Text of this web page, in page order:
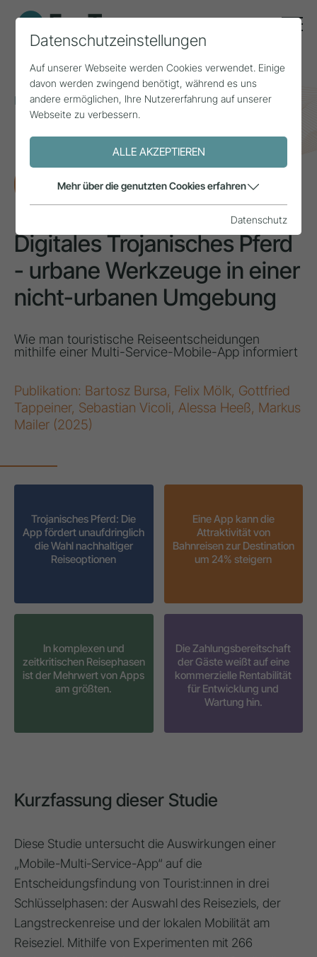
Home Themen
Mobilität
Digitales Trojanisches Pferd - urbane Werkzeuge in
einer nicht-urbanen Umgebung
FORSCHUNG
Digitales Trojanisches Pferd
- urbane Werkzeuge in einer
nicht-urbanen Umgebung
Wie man touristische Reiseentscheidungen
mithilfe einer Multi-Service-Mobile-App informiert
Publikation: Bartosz Bursa, Felix Mölk, Gottfried
Tappeiner, Sebastian Vicoli, Alessa Heeß, Markus
Mailer (2025)
Trojanisches Pferd: Die
App fördert unaufdringlich
die Wahl nachhaltiger
Reiseoptionen
Eine App kann die
Attraktivität von
Bahnreisen zur Destination
um 24% steigern
In komplexen und
zeitkritischen Reisephasen
ist der Mehrwert von Apps
am größten.
Die Zahlungsbereitschaft
der Gäste weißt auf eine
kommerzielle Rentabilität
für Entwicklung und
Wartung hin.
Kurzfassung dieser Studie
Diese Studie untersucht die Auswirkungen einer
„Mobile-Multi-Service-App“ auf die
Entscheidungsfindung von Tourist:innen in drei
Schlüsselphasen: derAuswahl des Reiseziels, der
Langstreckenreise und der lokalen Mobilität am
Reiseziel. Mithilfe von Experimenten mit 266
Datenschutzeinstellungen
Auf unserer Webseite werden Cookies verwendet. Einige
davon werden zwingend benötigt, während es uns
andere ermöglichen, Ihre Nutzererfahrung auf unserer
Webseite zu verbessern.
ALLE AKZEPTIEREN
Mehr über die genutzten Cookies erfahren
Datenschutz